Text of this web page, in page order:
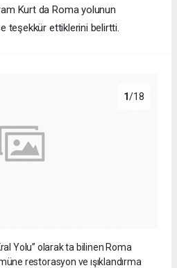
Kurt da Roma yolunun
teşekkür ettiklerini belirtti.
1/18
Yolu” olarak ta bilinen Roma
restorasyon ve ışıklandırma